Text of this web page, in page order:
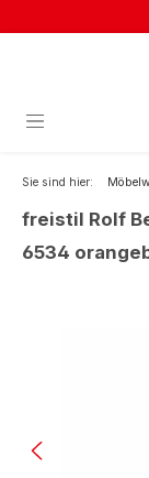
Sie sind hier:
freistil Rolf
6534